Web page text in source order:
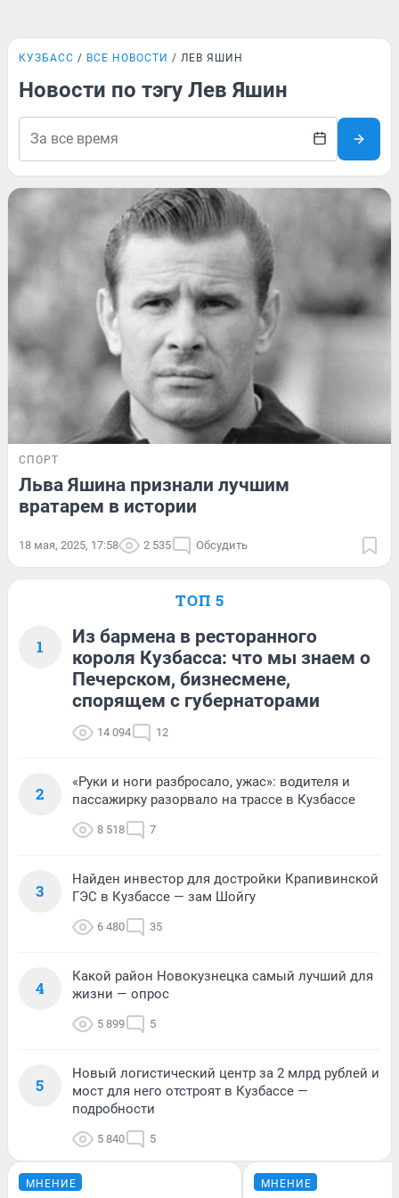
КУЗБАСС ВСЕ НОВОСТИ ЛЕВ ЯШИН
Новости по тэгу Лев Яшин
СПОРТ
Льва Яшина признали лучшим
вратарем в истории
18 мая, 2025, 17:58 2 535 Обсудить
ТОП 5
1
Из бармена в ресторанного
короля Кузбасса: что мы знаем о
Печерском, бизнесмене,
спорящем с губернаторами
14 094 12
2
«Руки и ноги разбросало, ужас»: водителя и
пассажирку разорвало на трассе в Кузбассе
8 518 7
3
Найден инвестор для достройки Крапивинской
ГЭС в Кузбассе — зам Шойгу
6 480 35
4
Какой район Новокузнецка самый лучший для
жизни — опрос
5 899 5
5
Новый логистический центр за 2 млрд рублей и
мост для него отстроят в Кузбассе —
подробности
5 840 5
МНЕНИЕ МНЕНИЕ